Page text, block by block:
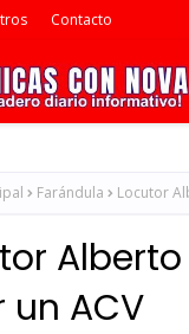
Contacto
Farándula Locutor
un ACV